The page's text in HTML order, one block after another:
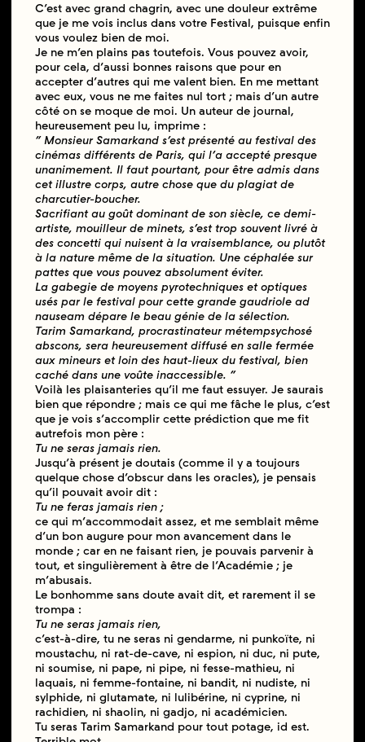
C’est avec grand chagrin, avec une douleur extrême
que je me vois inclus dans votre Festival, puisque enfin
vous voulez bien de moi.
Je ne m’en plains pas toutefois. Vous pouvez avoir,
pour cela, d’aussi bonnes raisons que pour en
accepter d’autres qui me valent bien. En me mettant
avec eux, vous ne me faites nul tort ; mais d’un autre
côté on se moque de moi. Un auteur de journal,
heureusement peu lu, imprime :
“ Monsieur Samarkand s’est présenté au festival des
cinémas différents de Paris, qui l‘a accepté presque
unanimement. Il faut pourtant, pour être admis dans
cet illustre corps, autre chose que du plagiat de
charcutier-boucher.
Sacrifiant au goût dominant de son siècle, ce demi-
artiste, mouilleur de minets, s’est trop souvent livré à
des concetti qui nuisent à la vraisemblance, ou plutôt
à la nature même de la situation. Une céphalée sur
pattes que vous pouvez absolument éviter.
La gabegie de moyens pyrotechniques et optiques
usés par le festival pour cette grande gaudriole ad
nauseam dépare le beau génie de la sélection.
Tarim Samarkand, procrastinateur métempsychosé
abscons, sera heureusement diffusé en salle fermée
aux mineurs et loin des haut-lieux du festival, bien
caché dans une voûte inaccessible. ”
Voilà les plaisanteries qu’il me faut essuyer. Je saurais
bien que répondre ; mais ce qui me fâche le plus, c’est
que je vois s’accomplir cette prédiction que me fit
autrefois mon père :
Tu ne seras jamais rien.
Jusqu’à présent je doutais (comme il y a toujours
quelque chose d’obscur dans les oracles), je pensais
qu’il pouvait avoir dit :
Tu ne feras jamais rien ;
ce qui m’accommodait assez, et me semblait même
d’un bon augure pour mon avancement dans le
monde ; car en ne faisant rien, je pouvais parvenir à
tout, et singulièrement à être de l’Académie ; je
m’abusais.
Le bonhomme sans doute avait dit, et rarement il se
trompa :
Tu ne seras jamais rien,
c’est-à-dire, tu ne seras ni gendarme, ni punkoïte, ni
moustachu, ni rat-de-cave, ni espion, ni duc, ni pute,
ni soumise, ni pape, ni pipe, ni fesse-mathieu, ni
laquais, ni femme-fontaine, ni bandit, ni nudiste, ni
sylphide, ni glutamate, ni lulibérine, ni cyprine, ni
rachidien, ni shaolin, ni gadjo, ni académicien.
Tu seras Tarim Samarkand pour tout potage, id est.